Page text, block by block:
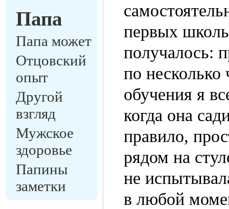
Папа
Папа может
Отцовский
опыт
Другой
взгляд
Мужское
здоровье
Папины
заметки
первых
получалось:
по несколько
обучения я
когда она
правило,
рядом на
не
в любой